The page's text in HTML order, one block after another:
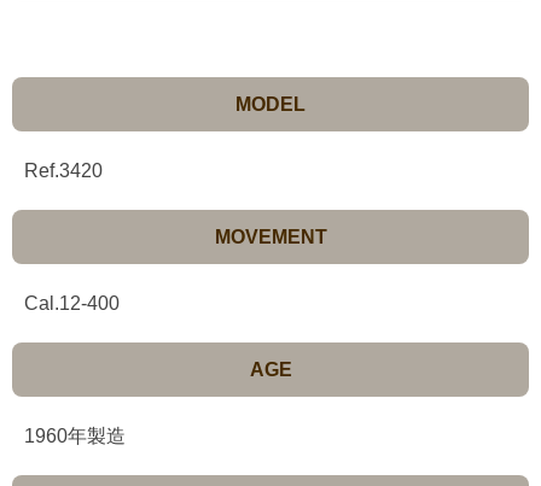
MODEL
Ref.3420
MOVEMENT
Cal.12-400
AGE
1960年製造